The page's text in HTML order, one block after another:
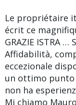
Le propriétaire
écrit ce
GRAZIE ISTRA …
Affidabilità,
eccezionale
un ottimo
non ha
Mi chiamo